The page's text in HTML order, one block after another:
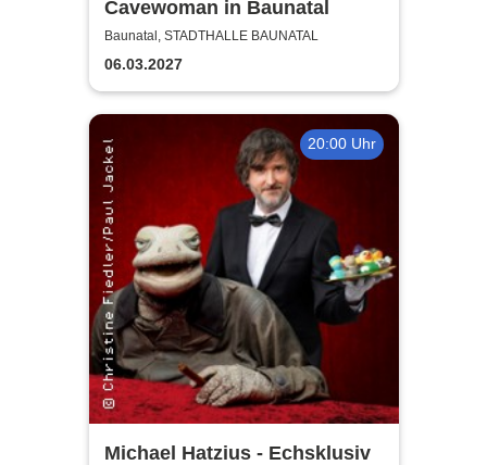
Cavewoman in Baunatal
Baunatal, STADTHALLE BAUNATAL
06.03.2027
20:00 Uhr
Michael Hatzius - Echsklusiv